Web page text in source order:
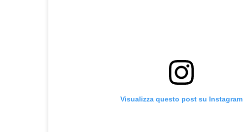
Visualizza questo post su Instagram